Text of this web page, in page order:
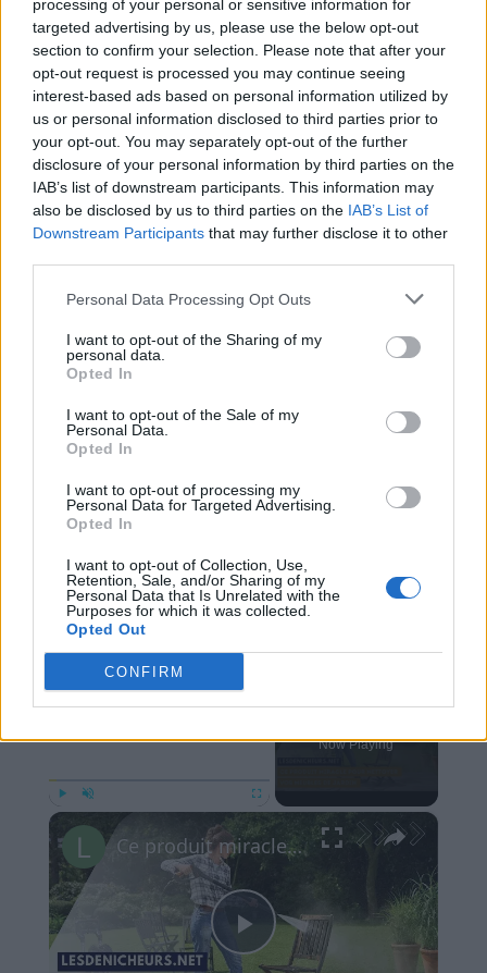
processing of your personal or sensitive information for
targeted advertising by us, please use the below opt-out
section to confirm your selection. Please note that after your
opt-out request is processed you may continue seeing
interest-based ads based on personal information utilized by
us or personal information disclosed to third parties prior to
your opt-out. You may separately opt-out of the further
disclosure of your personal information by third parties on the
IAB’s list of downstream participants. This information may
also be disclosed by us to third parties on the IAB’s List of
Downstream Participants that may further disclose it to other
Personal Data Processing Opt Outs
I want to opt-out of the Sharing of my
personal data.
Opted In
I want to opt-out of the Sale of my
Personal Data.
Opted In
I want to opt-out of processing my
Personal Data for Targeted Advertising.
Opted In
I want to opt-out of Collection, Use,
Retention, Sale, and/or Sharing of my
Personal Data that Is Unrelated with the
Purposes for which it was collected.
Opted Out
CONFIRM
A I
R
A
M I R A
L
L
A I
T
M
A I
L
M
A
L
M
A R
I
L
A M I
R I A
Now Playing
×
Play
Ce produit miracle pour nettoyer vos meubles de jardin - dites au revoir aux mousses et moisissures!